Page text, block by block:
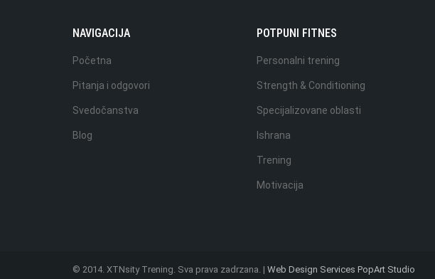
NAVIGACIJA
Početna
Pitanja i odgovori
Svedočanstva
Blog
POTPUNI FITNES
Personalni trening
Strength & Conditioning
Specijalizovane oblasti
Ishrana
Trening
Motivacija
© 2014. XTNsity Trening. Sva prava zadrzana. | Web Design Services PopArt Studio